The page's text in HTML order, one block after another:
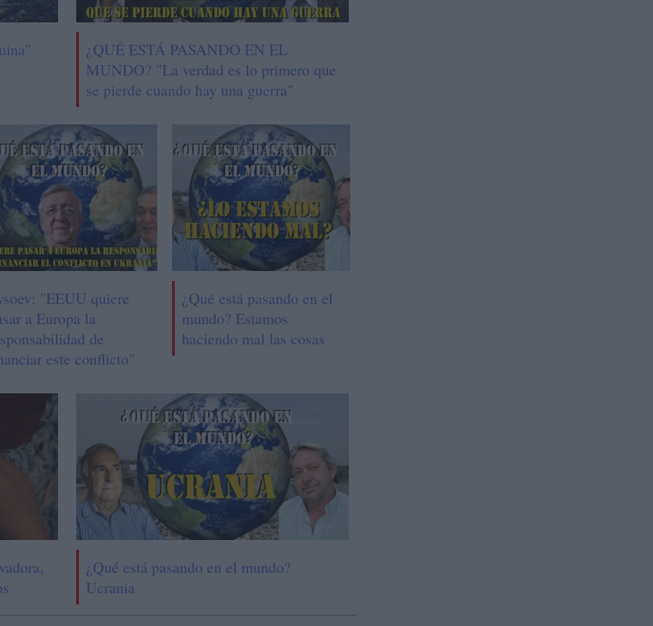
¿QUÉ ESTÁ PASANDO EN EL
MUNDO? "La verdad es lo primero que
se pierde cuando hay una guerra"
"EEUU quiere
a Europa la
de
este conflicto"
¿Qué está pasando en el
mundo? Estamos
haciendo mal las cosas
¿Qué está pasando en el mundo?
Ucrania